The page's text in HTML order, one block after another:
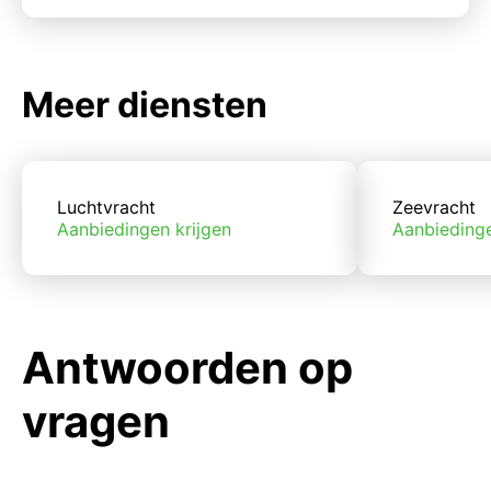
Meer diensten
Luchtvracht
Aanbiedingen krijgen
Zeevracht
Antwoorden op
vragen